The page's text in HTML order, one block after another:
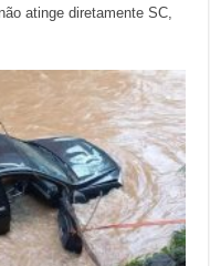
atinge diretamente SC,